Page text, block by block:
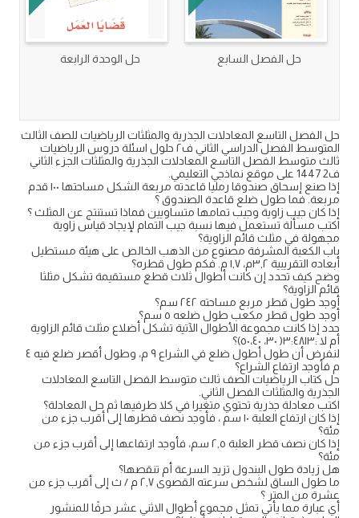
حل الفصل السابع حل الوحدة الرابعة
حل الفصل التاسع المعادلات الجذرية والمثلثات الرياضيات للصف الثالث
المتوسط الفصل الدراسي الثاني ف٢ حلول اسئلة دروس الرياضيات
ثالث متوسط الفصل التاسع المعادلات الجذرية والمثلثات الجزء الثاني
ف2 1447 على موقع نماذجي التعليمي.
إذا صنع إسحاق صندوقا رمليا قاعدته مربعة الشكل مساحتها ۱۰۰ قدم
مربعة. فما طول ضلع قاعدة الصندوق ؟
إذا كان جيب زاوية وجيب تمامها متساويين فماذا تستنتج عن المثلث ؟
اكتب مسألة تستعمل فيها نسبة جيب التمام لإيجاد قياس زاوية
مجهولة في مثلث قائم الزاوية؟
باب الكعبة المشرفة مصنوع من الذهب الخالص على هيئة مستطيل
أبعاده التقريبية ٣,٢م، ۱٫۷ م. فكم طول قطره؟
وضح كيف تحدد إن كانت أطوال ثلاث قطع مستقيمة تشكل مثلثا
قائم الزاوية؟
أوجد طول قطر مربع مساحته ٢٤٢ سم؟
أوجد طول قطر مكعب طول ضلعه ٥ سم؟
حدد إذا كانت مجموعة الأطوال الآتية تشكل أضلاع مثلث قائم الزاوية
أم لا :٣:٤٨١٣( ٣٠، ٥٠،٤٠)؟
لنفرض أن طول أطول ضلع في الشراع ٩ م، وطول أقصر ضلع فيه ٤
م فأوجد ارتفاع الشراع؟
حل كتاب الرياضيات الصف ثالث متوسط الفصل التاسع المعادلات
الجذرية والمثلثات الفصل الثاني.
اكتب معادلة جذرية تحتوي متغيرا في كلا طرفيها ثم حل المعادلة؟
إذا كان ارتفاع العلبة ١٠ سم ، فأوجد نصف قطرها إلى أقرب جزء من
مئة؟
إذا كان نصف قطر العلبة ٢,٥ سم، فأوجد ارتفاعها إلى أقرب جزء من
مئة؟
هل زيادة طول البندول تزيد السرعة أم تنقصها؟
ما طول الساق لشخص سرعته القصوى ٢,٧ م / ث إلى أقرب جزء من
عشرة من المتر ؟
أي عبارة مما يأتي تمثل مجموع أطوال الاثني عشر حرفًا للمنشور